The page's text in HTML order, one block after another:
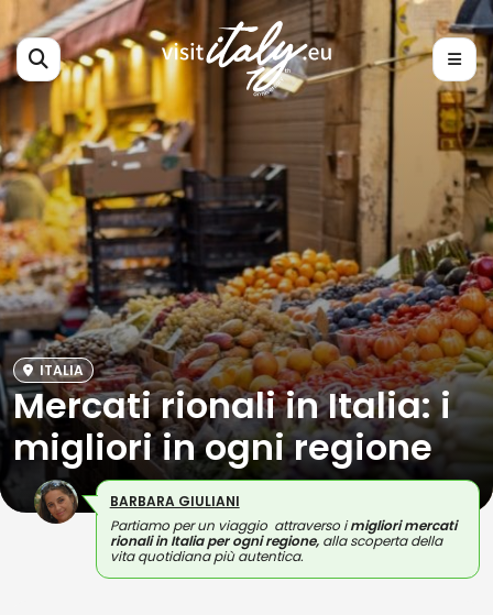
ITALIA
Mercati rionali in Italia: i
migliori in ogni regione
BARBARA GIULIANI
Partiamo per un viaggio attraverso imigliori mercati
rionali in Italia per ogni regione, alla scoperta della
vita quotidiana più autentica.